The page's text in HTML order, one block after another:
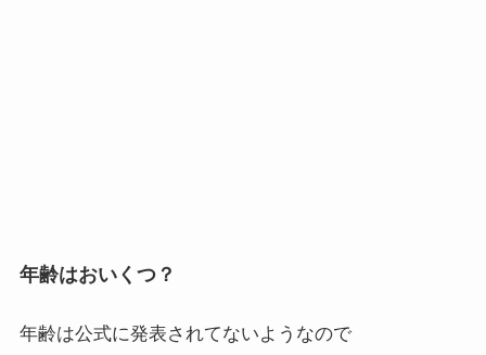
年齢はおいくつ？
年齢は公式に発表されてないようなので